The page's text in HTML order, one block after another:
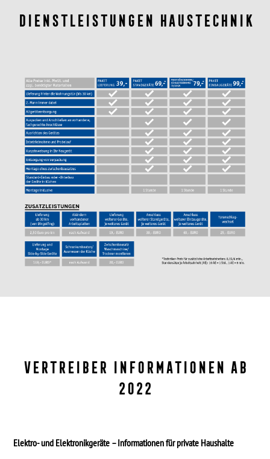
DIENSTLEISTUNGEN HAUSTECHNIK
Vertreiber Informationen ab
2022
Elektro- und Elektronikgeräte – Informationen für private Haushalte